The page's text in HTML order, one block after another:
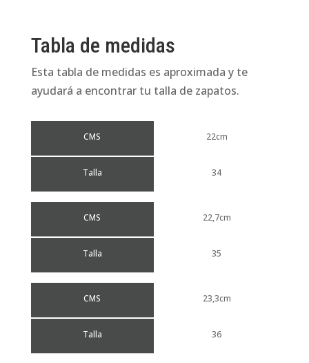
Tabla de medidas
Esta tabla de medidas es aproximada y te
ayudará a encontrar tu talla de zapatos.
CMS
Talla
22cm
34
CMS
Talla
22,7cm
35
CMS
Talla
23,3cm
36